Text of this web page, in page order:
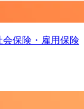
保険・雇用保険